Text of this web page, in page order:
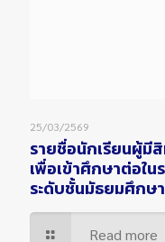
25/03/2569
รายชื่อนักเรียนผู้มี
เพื่อเข้าศึกษาต่อใ
ระดับชั้นมัธยมศึกษ
Read more